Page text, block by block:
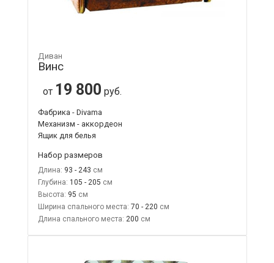
Диван
Винс
от 19 800 руб.
Фабрика - Divama
Механизм - аккордеон
Ящик для белья
Набор размеров
Длина: 93 - 243
Глубина: 105 - 205
Высота: 95
Ширина спального места: 70 - 220
Длина спального места: 200